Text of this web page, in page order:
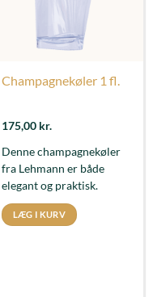
Champagnekøler 1 fl.
175,00 kr.
Denne champagnekøler
fra Lehmann er både
elegant og praktisk.
LÆG I KURV